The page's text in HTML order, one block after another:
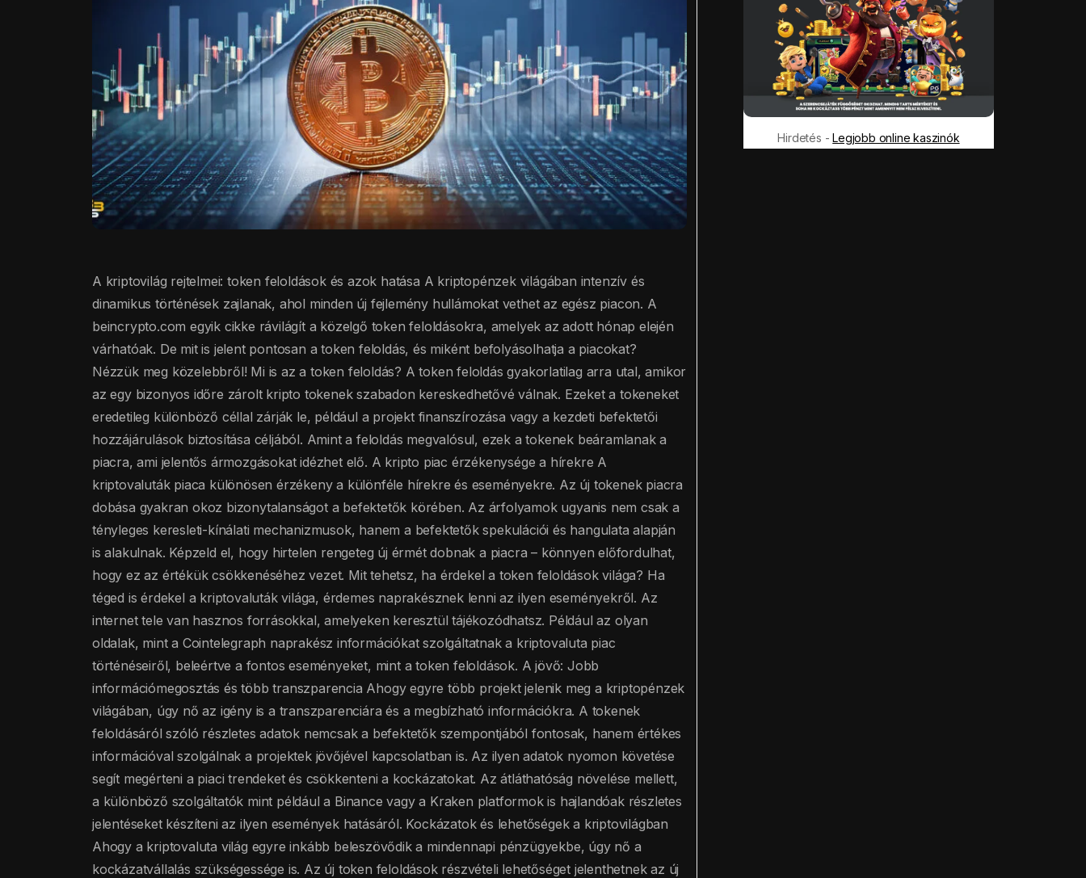
A kriptovilág rejtelmei: token feloldások és azok hatása A kriptopénzek világában intenzív és
dinamikus történések zajlanak, ahol minden új fejlemény hullámokat vethet az egész piacon. A
beincrypto.com egyik cikke rávilágít a közelgő token feloldásokra, amelyek az adott hónap elején
várhatóak. De mit is jelent pontosan a token feloldás, és miként befolyásolhatja a piacokat?
Nézzük meg közelebbről! Mi is az a token feloldás? A token feloldás gyakorlatilag arra utal, amikor
az egy bizonyos időre zárolt kripto tokenek szabadon kereskedhetővé válnak. Ezeket a tokeneket
eredetileg különböző céllal zárják le, például a projekt finanszírozása vagy a kezdeti befektetői
hozzájárulások biztosítása céljából. Amint a feloldás megvalósul, ezek a tokenek beáramlanak a
piacra, ami jelentős ármozgásokat idézhet elő. A kripto piac érzékenysége a hírekre A
kriptovaluták piaca különösen érzékeny a különféle hírekre és eseményekre. Az új tokenek piacra
dobása gyakran okoz bizonytalanságot a befektetők körében. Az árfolyamok ugyanis nem csak a
tényleges keresleti-kínálati mechanizmusok, hanem a befektetők spekulációi és hangulata alapján
is alakulnak. Képzeld el, hogy hirtelen rengeteg új érmét dobnak a piacra – könnyen előfordulhat,
hogy ez az értékük csökkenéséhez vezet. Mit tehetsz, ha érdekel a token feloldások világa? Ha
téged is érdekel a kriptovaluták világa, érdemes naprakésznek lenni az ilyen eseményekről. Az
internet tele van hasznos forrásokkal, amelyeken keresztül tájékozódhatsz. Például az olyan
oldalak, mint a Cointelegraph naprakész információkat szolgáltatnak a kriptovaluta piac
történéseiről, beleértve a fontos eseményeket, mint a token feloldások. A jövő: Jobb
információmegosztás és több transzparencia Ahogy egyre több projekt jelenik meg a kriptopénzek
világában, úgy nő az igény is a transzparenciára és a megbízható információkra. A tokenek
feloldásáról szóló részletes adatok nemcsak a befektetők szempontjából fontosak, hanem értékes
információval szolgálnak a projektek jövőjével kapcsolatban is. Az ilyen adatok nyomon követése
segít megérteni a piaci trendeket és csökkenteni a kockázatokat. Az átláthatóság növelése mellett,
a különböző szolgáltatók mint például a Binance vagy a Kraken platformok is hajlandóak részletes
jelentéseket készíteni az ilyen események hatásáról. Kockázatok és lehetőségek a kriptovilágban
Ahogy a kriptovaluta világ egyre inkább beleszövődik a mindennapi pénzügyekbe, úgy nő a
kockázatvállalás szükségessége is. Az új token feloldások részvételi lehetőséget jelenthetnek az új
Hirdetés -Legjobb online kaszinók